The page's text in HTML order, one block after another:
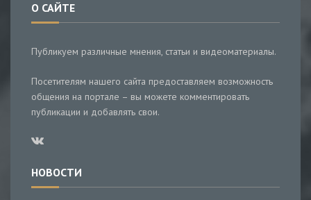
О САЙТЕ
Публикуем различные мнения, статьи и видеоматериалы.
Посетителям нашего сайта предоставляем возможность
общения на портале – вы можете комментировать
публикации и добавлять свои.
НОВОСТИ